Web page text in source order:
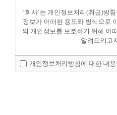
원"임을 확인하고 비밀보호를 위
숫자의 조합을
⑤"유료서비스"라 함은 "회사"가
지털콘텐츠(각종 정보콘텐츠,
⑥"포인트"라 함은 서비스의 효율
책정 또는 지급, 조정할 수 있는
의 가상 데이터
⑦"게시물"이라 함은 "회원"이 "서
‘회사’는 개인정보처리(취급)방
정보가 어떠한 용도와 방식으로
의 개인정보를 보호하기 위해 어
알려드리고
1. 수집/이용하는 개인정
회사가 수집/이용하는 개인정보의
개인정보처리방침에 대한 내